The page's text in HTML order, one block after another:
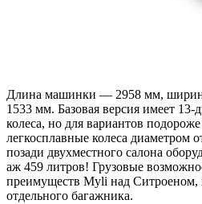
Длина машинки — 2958 мм,
1533 мм. Базовая версия имеет
колеса, но для вариантов
легкосплавные колеса диаметром
позади двухместного салона
аж 459 литров! Грузовые
преимуществ Myli над
отдельного багажника.